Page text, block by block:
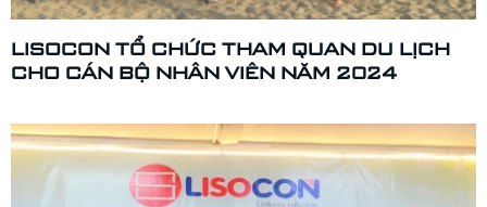
LISOCON TỔ CHỨC THAM QUAN DU LỊCH
CHO CÁN BỘ NHÂN VIÊN NĂM 2024